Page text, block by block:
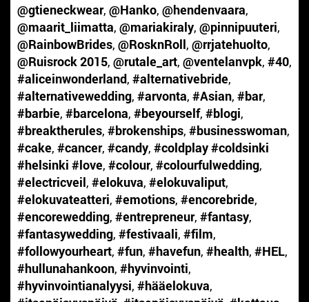
@gtieneckwear, @Hanko, @hendenvaara,
@maarit_liimatta, @mariakiraly, @pinnipuuteri,
@RainbowBrides, @RosknRoll, @rrjatehuolto,
@Ruisrock 2015, @rutale_art, @ventelanvpk, #40,
#aliceinwonderland, #alternativebride,
#alternativewedding, #arvonta, #Asian, #bar,
#barbie, #barcelona, #beyourself, #blogi,
#breaktherules, #brokenships, #businesswoman,
#cake, #cancer, #candy, #coldplay #coldsinki
#helsinki #love, #colour, #colourfulwedding,
#electricveil, #elokuva, #elokuvaliput,
#elokuvateatteri, #emotions, #encorebride,
#encorewedding, #entrepreneur, #fantasy,
#fantasywedding, #festivaali, #film,
#followyourheart, #fun, #havefun, #health, #HEL,
#hullunahankoon, #hyvinvointi,
#hyvinvointianalyysi, #hääelokuva,